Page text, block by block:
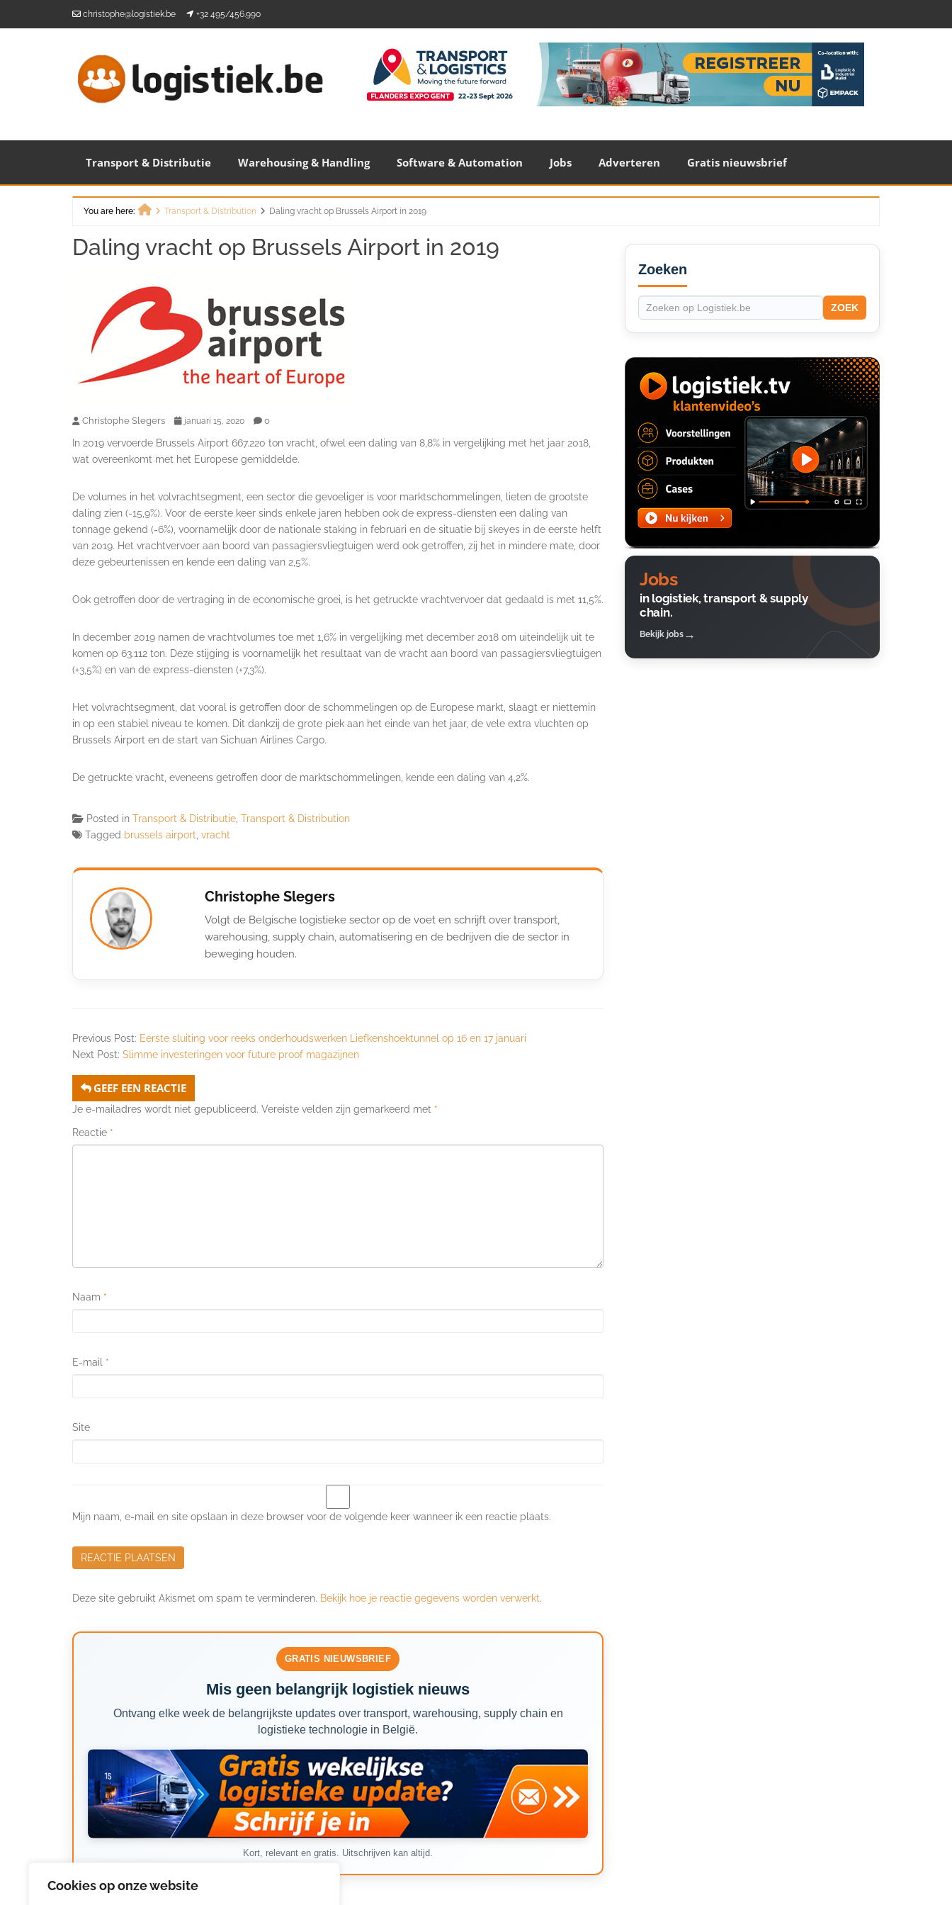
Cookies op onze website
christophe@logistiek.be +32 495/456.990
Transport & Distributie Warehousing & Handling Software & Automation Jobs Adverteren Gratis nieuwsbrief
You are here:
Transport & Distribution Daling vracht op Brussels Airport in 2019
Daling vracht op Brussels Airport in 2019
Christophe Slegers januari 15, 2020 0
In 2019 vervoerde Brussels Airport 667.220 ton vracht, ofwel een daling van 8,8% in vergelijking met het jaar 2018,
wat overeenkomt met het Europese gemiddelde.
De volumes in het volvrachtsegment, een sector die gevoeliger is voor marktschommelingen, lieten de grootste
daling zien (-15,9%). Voor de eerste keer sinds enkele jaren hebben ook de express-diensten een daling van
tonnage gekend (-6%), voornamelijk door de nationale staking in februari en de situatie bij skeyes in de eerste helft
van 2019. Het vrachtvervoer aan boord van passagiersvliegtuigen werd ook getroffen, zij het in mindere mate, door
deze gebeurtenissen en kende een daling van 2,5%.
Ook getroffen door de vertraging in de economische groei, is het getruckte vrachtvervoer dat gedaald is met 11,5%.
In december 2019 namen de vrachtvolumes toe met 1,6% in vergelijking met december 2018 om uiteindelijk uit te
komen op 63.112 ton. Deze stijging is voornamelijk het resultaat van de vracht aan boord van passagiersvliegtuigen
(+3,5%) en van de express-diensten (+7,3%).
Het volvrachtsegment, dat vooral is getroffen door de schommelingen op de Europese markt, slaagt er niettemin
in op een stabiel niveau te komen. Dit dankzij de grote piek aan het einde van het jaar, de vele extra vluchten op
Brussels Airport en de start van Sichuan Airlines Cargo.
De getruckte vracht, eveneens getroffen door de marktschommelingen, kende een daling van 4,2%.
Posted in Transport & Distributie Transport & Distribution
Tagged brussels airport vracht
Christophe Slegers
Volgt de Belgische logistieke sector op de voet en schrijft over transport,
warehousing, supply chain, automatisering en de bedrijven die de sector in
beweging houden.
Previous Post: Eerste sluiting voor reeks onderhoudswerken Liefkenshoektunnel op 16 en 17 januari
Next Post: Slimme investeringen voor future proof magazijnen
GEEF EEN REACTIE
Je e-mailadres wordt niet gepubliceerd. Vereiste velden zijn gemarkeerd met *
Reactie *
Naam *
E-mail *
Site
Mijn naam, e-mail en site opslaan in deze browser voor de volgende keer wanneer ik een reactie plaats.
Deze site gebruikt Akismet om spam te verminderen. Bekijk hoe je reactie gegevens worden verwerkt.
GRATIS NIEUWSBRIEF
Mis geen belangrijk logistiek nieuws
Ontvang elke week de belangrijkste updates over transport, warehousing, supply chain en
logistieke technologie in België.
Kort, relevant en gratis. Uitschrijven kan altijd.
Secondary
Sidebar
Zoeken
ZOEK
Jobs
in logistiek, transport & supply
chain.
Bekijk jobs